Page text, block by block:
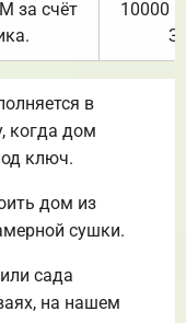
за счёт
10000
в
когда дом
ключ.
дом из
сушки.
сада
на нашем